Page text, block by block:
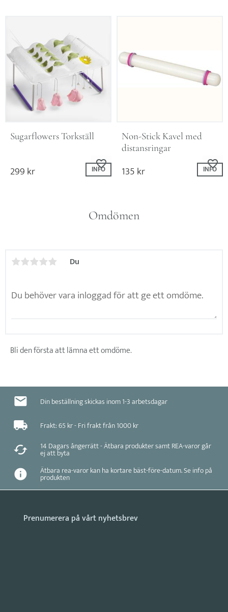
Omdömen
Du
Bli den första att lämna ett omdöme.
Sugarflowers Torkställ
299kr Lägg till i favoriter
INFO
Non-Stick Kavel med
distansringar
135kr Lägg till i
INFO
Din beställning skickas inom 1-3 arbetsdagar
Frakt: 65 kr - Fri frakt från 1000 kr
14 Dagars ångerrätt - Ätbara produkter samt REA-varor går
ej att byta
Ätbara rea-varor kan ha kortare bäst-före-datum. Se info på
produkten